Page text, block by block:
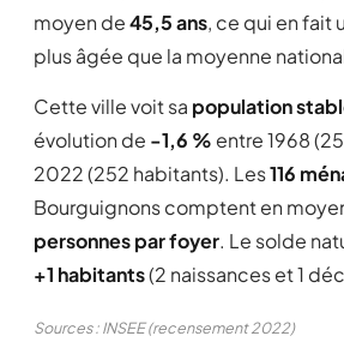
moyen de45,5 ans, ce qui en fait
plus âgée que la moyenne
Cette ville voit sa population
évolution de -1,6 % entre 1968
2022 (252 habitants). Les116
Bourguignons comptent en
personnes par foyer. Le solde
+1 habitants(2 naissances et 1
Sources : INSEE (recensement 2022)